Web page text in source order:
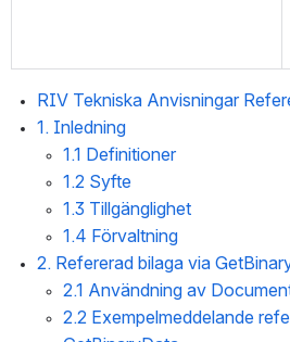
RIV Tekniska Anvisningar
1. Inledning
1.1 Definitioner
1.2 Syfte
1.3 Tillgänglighet
1.4 Förvaltning
2. Refererad bilaga via
2.1 Användning av
2.2 Exempelmeddelande